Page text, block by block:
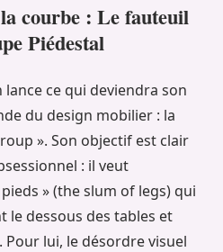
courbe : Le fauteuil
Piédestal
lance ce qui deviendra son
du design mobilier : la
». Son objectif est clair
: il veut
» (the slum of legs) qui
le dessous des tables et
Pour lui, le désordre visuel